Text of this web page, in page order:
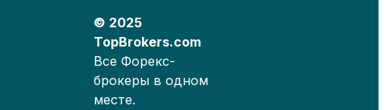
© 2025
TopBrokers.com
Все Форекс-
брокеры в одном
месте.